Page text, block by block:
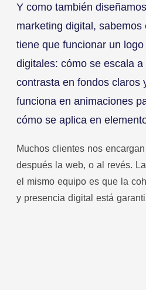
Y como también
marketing digital,
tiene que funcionar un
digitales: cómo se escala
contrasta en fondos claros
funciona en animaciones
cómo se aplica en
Muchos clientes nos
después la web, o al revés.
el mismo equipo es que la
y presencia digital está